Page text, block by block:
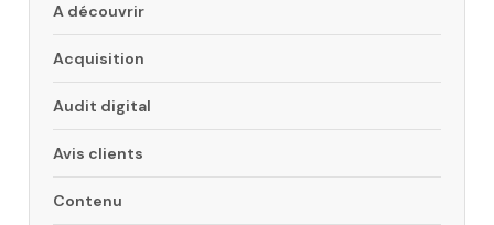
A découvrir
Acquisition
Audit digital
Avis clients
Contenu